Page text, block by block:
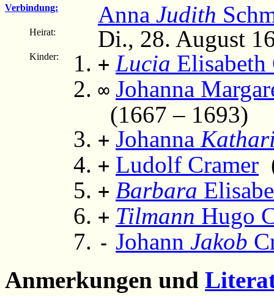
Verbindung: Anna Judith
Heirat: Di., 28. August
Kinder: + Lucia Elisabeth
∞ Johanna
(1667 – 1693)
+ Johanna
+ Ludolf Cramer
+ Barbara
+ Tilmann Hugo
- Johann Jakob
Anmerkungen und